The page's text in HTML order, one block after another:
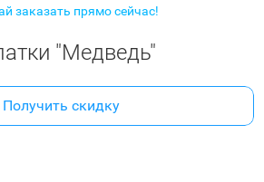
заказать прямо сейчас!
"Медведь"
Получить скидку